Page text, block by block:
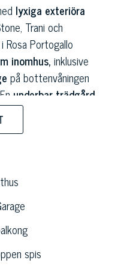
lyxiga exteriöra
Trani och
Rosa Portogallo
inomhus, inklusive
på bottenvåningen
underbar trädgård
frodiga
av tall och
som vill njuta av
i sitt eget hem
Piave med
Treviso
spis